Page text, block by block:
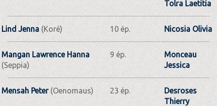
Tolra Laetitia
Lind Jenna (Koré) 10 ép. Nicosia Olivia
Mangan Lawrence Hanna
(Seppia)
9 ép.
Monceau
Jessica
Mensah Peter(Oenomaus) 23 ép.
Desroses
Thierry